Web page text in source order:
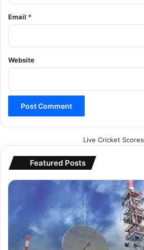
Email *
Website
Live Cricket Scores
Featured Posts
कै